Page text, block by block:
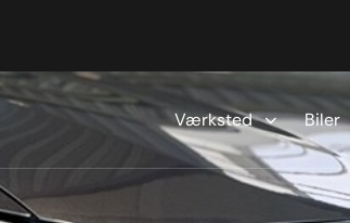
Værksted Biler